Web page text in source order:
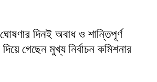
দিনই অবাধ ও শান্তিপূর্ণ
গেছেন মুখ্য নির্বাচন কমিশনার